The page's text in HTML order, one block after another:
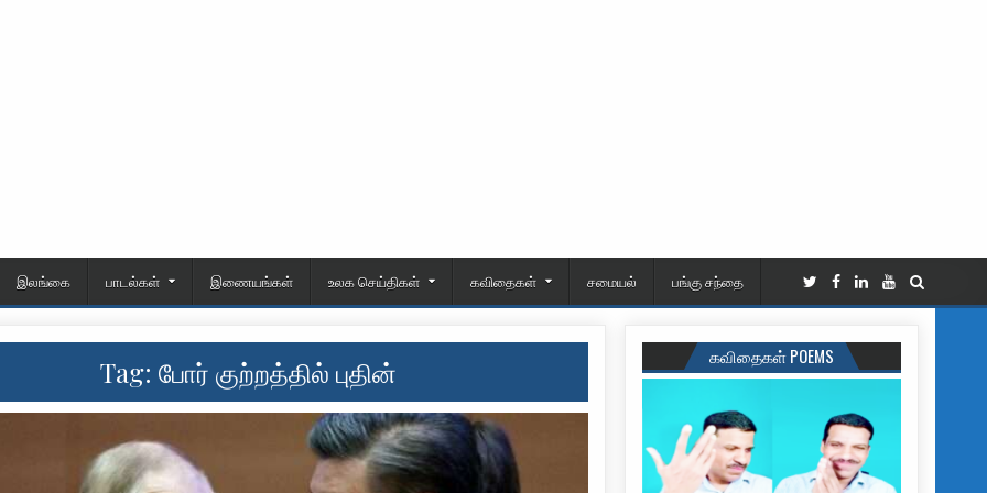
இலங்கை பாடல்கள் இணையங்கள் உலக செய்திகள் கவிதைகள் சமையல் பங்கு சந்தை
Tag: போர் குற்றத்தில் புதின் கவிதைகள் POEMS